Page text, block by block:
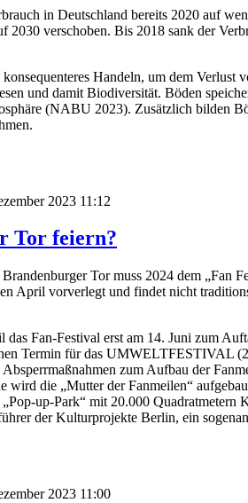
in Deutschland bereits 2020 auf
2030 verschoben. Bis 2018 sank der
Handeln, um dem
und damit Biodiversität. Böden
(NABU 2023). Zusätzlich bilden
2023 11:12
Tor feiern?
Tor muss 2024 dem „Fan
April vorverlegt und findet nicht
das Fan-Festival erst am 14. Juni zum
Termin für das
Absperrmaßnahmen zum Aufbau der
wird die „Mutter der Fanmeilen“
up-Park“ mit 20.000
der Kulturprojekte Berlin, ein
2023 11:00